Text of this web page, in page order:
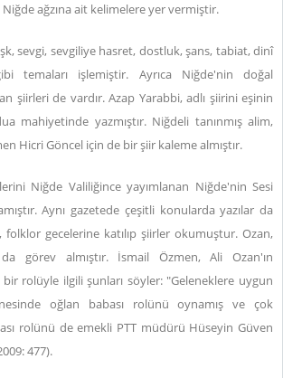
Niğde ağzına ait kelimelere yer vermiştir.
sevgi, sevgiliye hasret, dostluk, şans, tabiat, dinî
temaları işlemiştir. Ayrıca Niğde'nin doğal
şiirleri de vardır. Azap Yarabbi, adlı şiirini eşinin
mahiyetinde yazmıştır. Niğdeli tanınmış alim,
Hicri Göncel için de bir şiir kaleme almıştır.
Niğde Valiliğince yayımlanan Niğde'nin Sesi
Aynı gazetede çeşitli konularda yazılar da
folklor gecelerine katılıp şiirler okumuştur. Ozan,
görev almıştır. İsmail Özmen, Ali Ozan'ın
rolüyle ilgili şunları söyler: "Geleneklere uygun
oğlan babası rolünü oynamış ve çok
rolünü de emekli PTT müdürü Hüseyin Güven
477).